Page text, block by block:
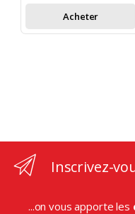
Acheter
Inscrivez-
...on vous apporte les